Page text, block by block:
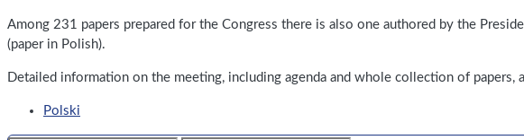
Among 231 papers prepared for the Congress there is also one authored by the
(paper in Polish).
Detailed information on the meeting, including agenda and whole collection of papers,
Polski